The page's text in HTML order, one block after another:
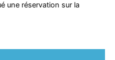
une réservation sur la